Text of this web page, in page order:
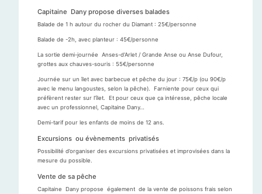
Capitaine Dany propose diverses balades
Balade de 1 h autour du rocher du Diamant : 25€/personne
Balade de -2h, avec planteur : 45€/personne
La sortie demi-journée Anses-d’Arlet / Grande Anse ou Anse Dufour,
grottes aux chauves-souris : 55€/personne
Journée sur un îlet avec barbecue et pêche du jour : 75€/p (ou 90€/p
avec le menu langoustes, selon la pêche). Farniente pour ceux qui
préfèrent rester sur l’îlet. Et pour ceux que ça intéresse, pêche locale
avec un professionnel, Capitaine Dany…
Demi-tarif pour les enfants de moins de 12 ans.
Excursions ou évènements privatisés
Possibilité d’organiser des excursions privatisées et improvisées dans la
mesure du possible.
Vente de sa pêche
Capitaine Dany propose également de la vente de poissons frais selon